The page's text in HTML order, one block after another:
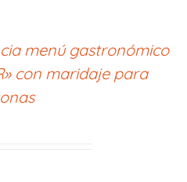
menú gastronómico
con maridaje para